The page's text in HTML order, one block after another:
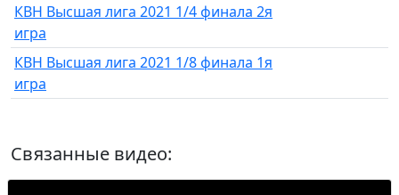
КВН Высшая лига 2021 1/4 финала 2я
игра
КВН Высшая лига 2021 1/8 финала 1я
игра
Связанные видео: